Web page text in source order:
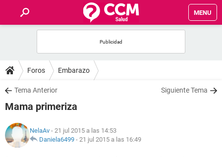
MENU
FOROS
SALUD
NUTRICIÓN
Foros Embarazo
Tema Anterior Siguiente Tema
Mama primeriza
NelaAv - 21 jul 2015 a las 14:53
Daniela6499 - 21 jul 2015 a las 16:49